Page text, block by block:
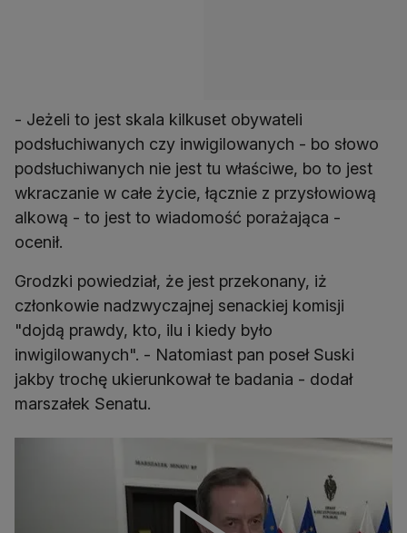
- Jeżeli to jest skala kilkuset obywateli
podsłuchiwanych czy inwigilowanych - bo słowo
podsłuchiwanych nie jest tu właściwe, bo to jest
wkraczanie w całe życie, łącznie z przysłowiową
alkową - to jest to wiadomość porażająca -
ocenił.
Grodzki powiedział, że jest przekonany, iż
członkowie nadzwyczajnej senackiej komisji
"dojdą prawdy, kto, ilu i kiedy było
inwigilowanych". - Natomiast pan poseł Suski
jakby trochę ukierunkował te badania - dodał
marszałek Senatu.